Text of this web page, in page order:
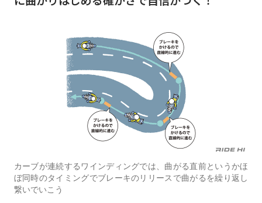
カーブが連続するワインディングでは、曲がる直前というかほ
ぼ同時のタイミングでブレーキのリリースで曲がるを繰り返し
繋いでいこう